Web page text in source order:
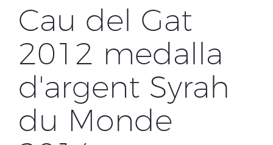
Cau del Gat
2012 medalla
d'argent Syrah
du Monde